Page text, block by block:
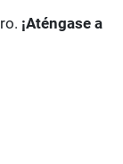
¡Aténgase a